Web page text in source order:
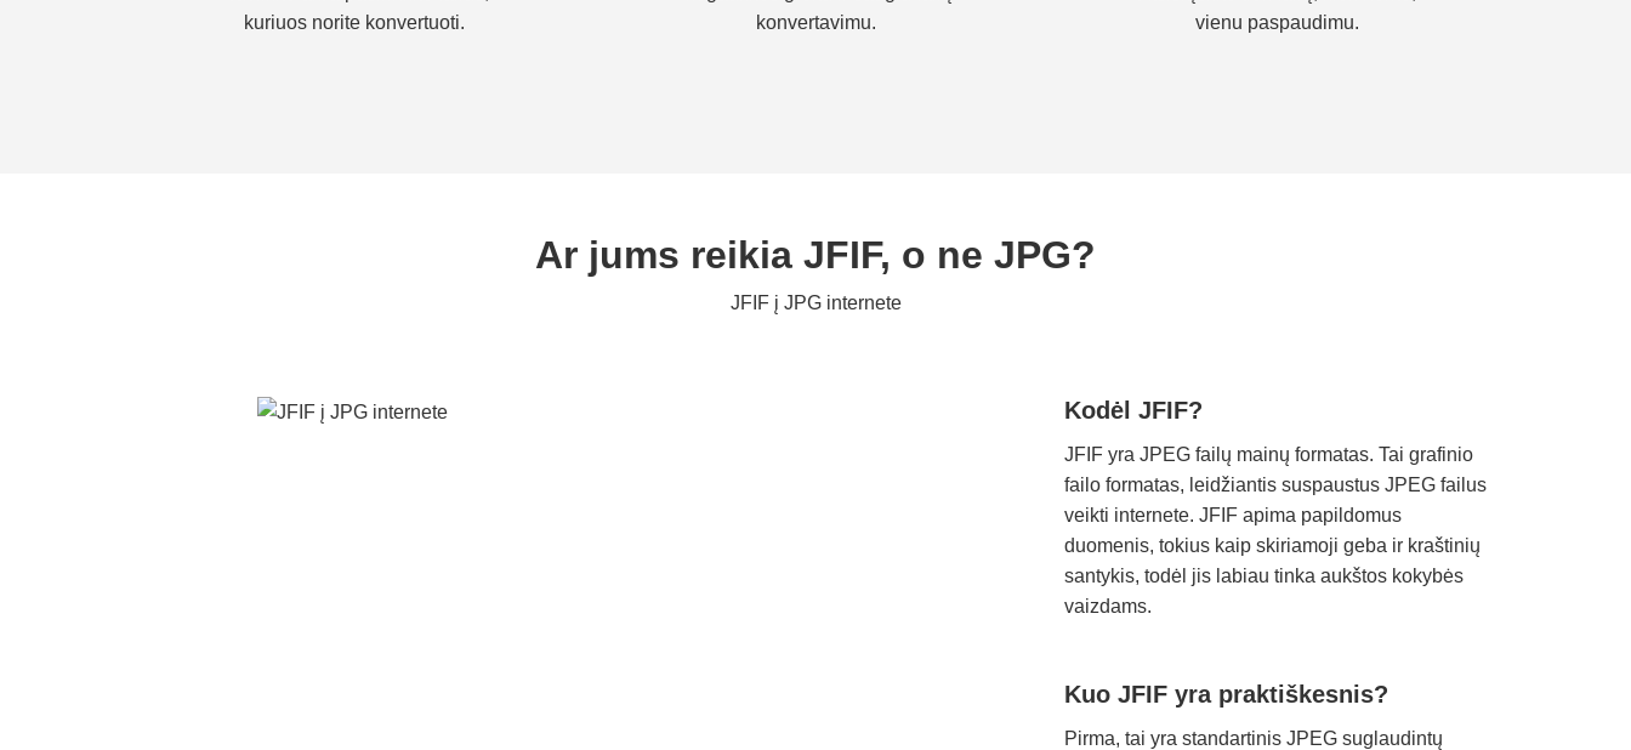
kuriuos norite konvertuoti.
konvertavimu.
vienu paspaudimu.
Ar jums reikia JFIF, o ne JPG?
JFIF į JPG internete
Kodėl JFIF?
JFIF yra JPEG failų mainų formatas. Tai grafinio
failo formatas, leidžiantis suspaustus JPEG failus
veikti internete. JFIF apima papildomus
duomenis, tokius kaip skiriamoji geba ir kraštinių
santykis, todėl jis labiau tinka aukštos kokybės
vaizdams.
Kuo JFIF yra praktiškesnis?
Pirma, tai yra standartinis JPEG suglaudintų